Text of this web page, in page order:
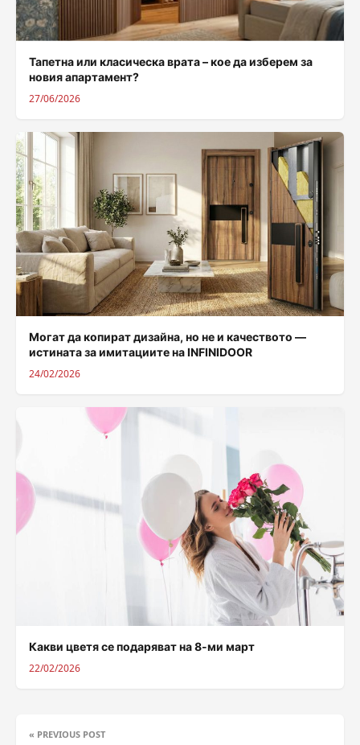
Тапетна или класическа врата – кое да изберем за
новия апартамент?
27/06/2026
Могат да копират дизайна, но не и качеството —
истината за имитациите на INFINIDOOR
24/02/2026
Какви цветя се подаряват на 8-ми март
22/02/2026
« PREVIOUS POST